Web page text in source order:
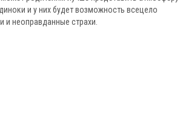
и у них будет возможность всецело
и неоправданные страхи.